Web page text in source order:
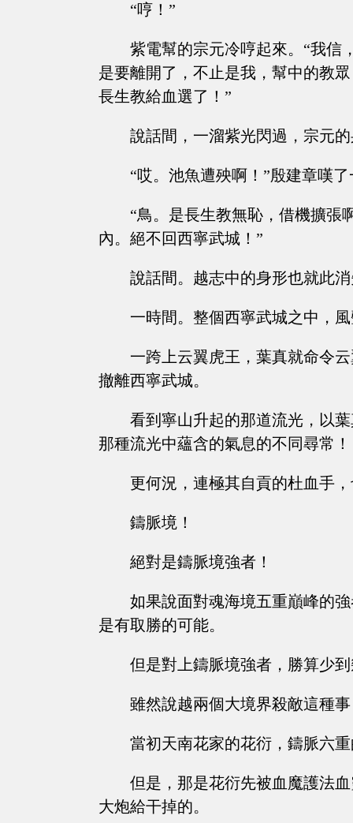
“哼！”
紫電幫的宗元冷哼起來。“我信
是要離開了，不止是我，幫中的教
長生教給血選了！”
說話間，一溜紫光閃過，宗元
“哎。池魚遭殃啊！”殷建章嘆
“鳥。是長生教無恥，借機擴張
內。絕不回西寧武城！”
說話間。越志中的身形也就此
一時間。整個西寧武城之中，
一跨上云翼虎王，葉真就命令
撤離西寧武城。
看到寧山升起的那道流光，以
那種流光中蘊含的氣息的不同尋常！
更何況，連極其自貢的杜血手
鑄脈境！
絕對是鑄脈境強者！
如果說面對魂海境五重巔峰的
是有取勝的可能。
但是對上鑄脈境強者，勝算少
雖然說越兩個大境界殺敵這種
當初天南花家的花衍，鑄脈六
但是，那是花衍先被血魔護法
大炮給干掉的。